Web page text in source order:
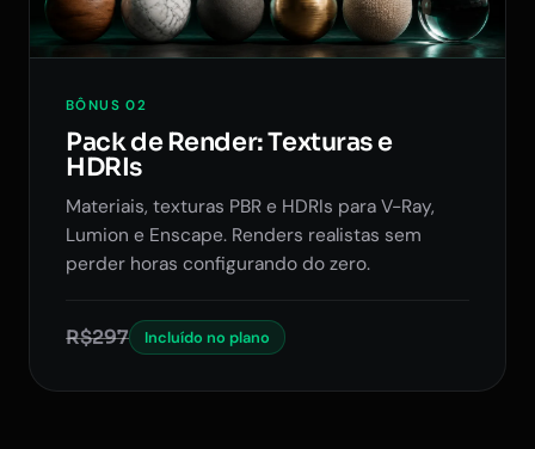
BÔNUS 02
Pack de Render: Texturas e
HDRIs
Materiais, texturas PBR e HDRIs para V-Ray,
Lumion e Enscape. Renders realistas sem
perder horas configurando do zero.
R$297 Incluído no plano